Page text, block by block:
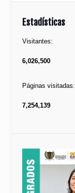
Estadísticas
Visitantes:
6,026,500
Páginas visitadas:
7,254,139